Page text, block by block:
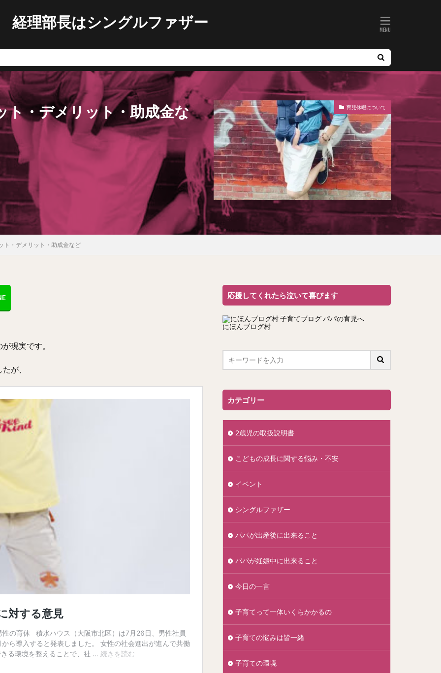
経理部長はシングルファザー
ト・デメリット・助成金な 育児休暇について
ト・デメリット・助成金など
現実です。
が、
応援してくれたら泣いて喜びます
にほんブログ村
カテゴリー
2歳児の取扱説明書
こどもの成長に関する悩み・不安
イベント
シングルファザー
パパが出産後に出来ること
パパが妊娠中に出来ること
今日の一言
子育てって一体いくらかかるの
子育ての悩みは皆一緒
子育ての環境